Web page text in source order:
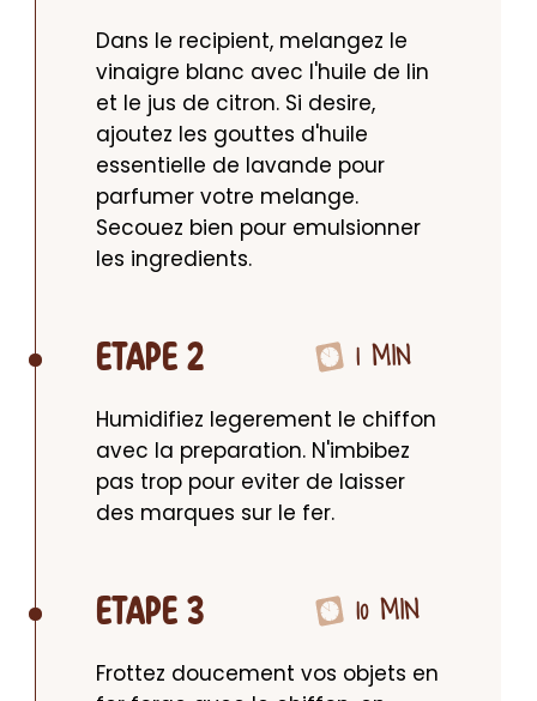
Dans le recipient, melangez le
vinaigre blanc avec l'huile de lin
et le jus de citron. Si desire,
ajoutez les gouttes d'huile
essentielle de lavande pour
parfumer votre melange.
Secouez bien pour emulsionner
les ingredients.
ETAPE 2 1 MIN
Humidifiez legerement le chiffon
avec la preparation. N'imbibez
pas trop pour eviter de laisser
des marques sur le fer.
ETAPE 3 10 MIN
Frottez doucement vos objets en